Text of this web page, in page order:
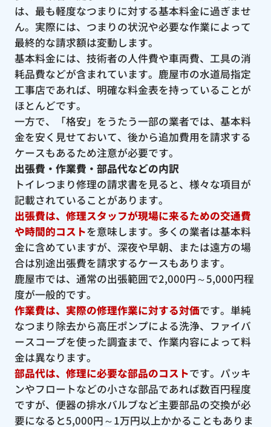
は、最も軽度なつまりに対する基本料金に過ぎませ
ん。実際には、つまりの状況や必要な作業によって
最終的な請求額は変動します。
基本料金には、技術者の人件費や車両費、工具の消
耗品費などが含まれています。鹿屋市の水道局指定
工事店であれば、明確な料金表を持っていることが
ほとんどです。
一方で、「格安」をうたう一部の業者では、基本料
金を安く見せておいて、後から追加費用を請求する
ケースもあるため注意が必要です。
出張費・作業費・部品代などの内訳
トイレつまり修理の請求書を見ると、様々な項目が
記載されていることがあります。
出張費は、修理スタッフが現場に来るための交通費
や時間的コストを意味します。多くの業者は基本料
金に含めていますが、深夜や早朝、または遠方の場
合は別途出張費を請求するケースもあります。
鹿屋市では、通常の出張範囲で2,000円～5,000円程
度が一般的です。
作業費は、実際の修理作業に対する対価です。単純
なつまり除去から高圧ポンプによる洗浄、ファイバ
ースコープを使った調査まで、作業内容によって料
金は異なります。
部品代は、修理に必要な部品のコストです。パッキ
ンやフロートなどの小さな部品であれば数百円程度
ですが、便器の排水バルブなど主要部品の交換が必
要になると5,000円～1万円以上かかることもありま